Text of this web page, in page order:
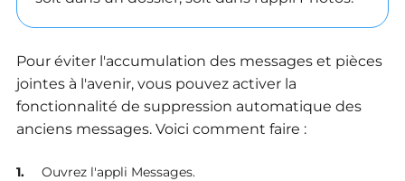
Pour éviter l'accumulation des messages et pièces
jointes à l'avenir, vous pouvez activer la
fonctionnalité de suppression automatique des
anciens messages. Voici comment faire :
Ouvrez l'appli Messages.